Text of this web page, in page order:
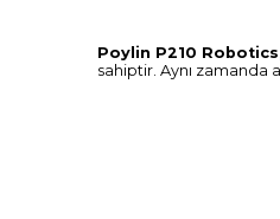
Poylin P210 Robotics
sahiptir. Aynı zamanda